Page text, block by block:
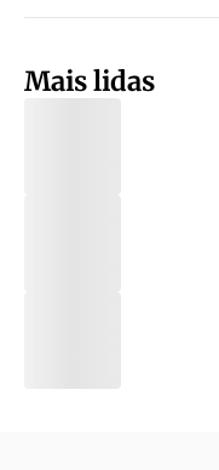
Mais lidas